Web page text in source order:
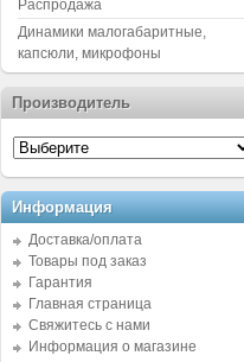
Распродажа
Динамики малогабаритные,
капсюли, микрофоны
Производитель
Информация
Доставка/оплата
Товары под заказ
Гарантия
Главная страница
Свяжитесь с нами
Информация о магазине